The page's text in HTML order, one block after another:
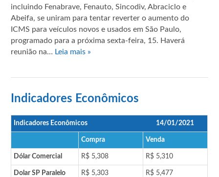
incluindo Fenabrave, Fenauto, Sincodiv, Abraciclo e
Abeifa, se uniram para tentar reverter o aumento do
ICMS para veículos novos e usados em São Paulo,
programado para a próxima sexta-feira, 15. Haverá
reunião na… Leia mais »
Indicadores Econômicos
Indicadores Econômicos 14/01/2021
Compra Venda
Dólar Comercial R$ 5,308 R$ 5,310
Dolar SP Paralelo R$ 5,303 R$ 5,477